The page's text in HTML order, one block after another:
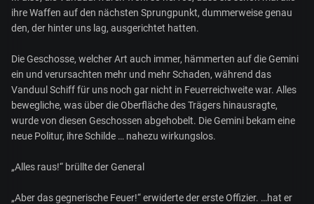
ihre Waffen auf den nächsten Sprungpunkt, dummerweise genau
den, der hinter uns lag, ausgerichtet hatten.
Die Geschosse, welcher Art auch immer, hämmerten auf die Gemini
ein und verursachten mehr und mehr Schaden, während das
Vanduul Schiff für uns noch gar nicht in Feuerreichweite war. Alles
bewegliche, was über die Oberfläche des Trägers hinausragte,
wurde von diesen Geschossen abgehobelt. Die Gemini bekam eine
neue Politur, ihre Schilde … nahezu wirkungslos.
„Alles raus!“ brüllte der General
„Aber das gegnerische Feuer!“ erwiderte der erste Offizier. …hat er